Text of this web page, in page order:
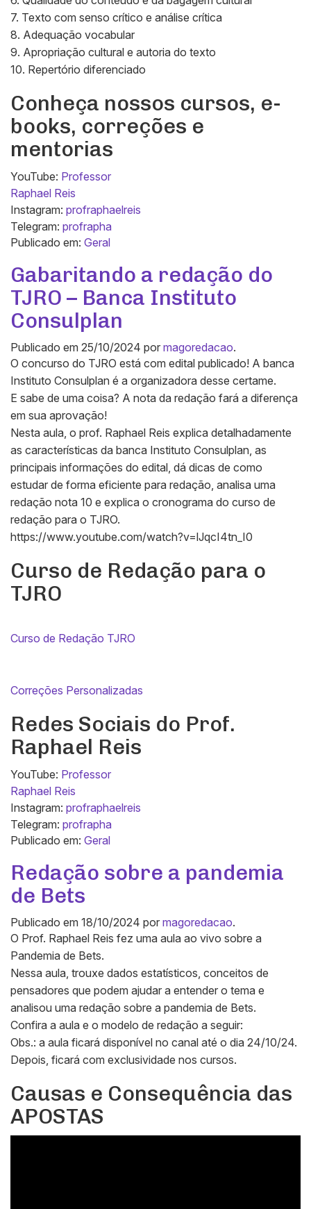
7. Texto com senso crítico e análise crítica
8. Adequação vocabular
9. Apropriação cultural e autoria do texto
10. Repertório diferenciado
Conheça nossos cursos, e-
books, correções e
mentorias
YouTube: Professor
Raphael Reis
Instagram: profraphaelreis
Telegram: profrapha
Publicado em: Geral
Gabaritando a redação do
TJRO – Banca Instituto
Consulplan
Publicado em 25/10/2024 por magoredacao.
O concurso do TJRO está com edital publicado! A banca
Instituto Consulplan é a organizadora desse certame.
E sabe de uma coisa? A nota da redação fará a diferença
em sua aprovação!
Nesta aula, o prof. Raphael Reis explica detalhadamente
as características da banca Instituto Consulplan, as
principais informações do edital, dá dicas de como
estudar de forma eficiente para redação, analisa uma
redação nota 10 e explica o cronograma do curso de
redação para o TJRO.
https://www.youtube.com/watch?v=lJqcI4tn_I0
Curso de Redação para o
TJRO
Curso de Redação TJRO
Correções Personalizadas
Redes Sociais do Prof.
Raphael Reis
YouTube: Professor
Raphael Reis
Instagram: profraphaelreis
Telegram: profrapha
Publicado em: Geral
Redação sobre a pandemia
de Bets
Publicado em 18/10/2024 por magoredacao.
O Prof. Raphael Reis fez uma aula ao vivo sobre a
Pandemia de Bets.
Nessa aula, trouxe dados estatísticos, conceitos de
pensadores que podem ajudar a entender o tema e
analisou uma redação sobre a pandemia de Bets.
Confira a aula e o modelo de redação a seguir:
Obs.: a aula ficará disponível no canal até o dia 24/10/24.
Depois, ficará com exclusividade nos cursos.
Causas e Consequência das
APOSTAS